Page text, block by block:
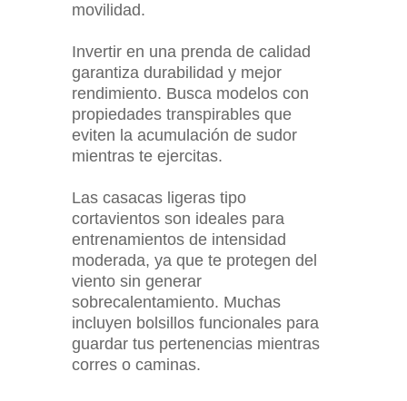
movilidad.
Invertir en una prenda de calidad
garantiza durabilidad y mejor
rendimiento. Busca modelos con
propiedades transpirables que
eviten la acumulación de sudor
mientras te ejercitas.
Las casacas ligeras tipo
cortavientos son ideales para
entrenamientos de intensidad
moderada, ya que te protegen del
viento sin generar
sobrecalentamiento. Muchas
incluyen bolsillos funcionales para
guardar tus pertenencias mientras
corres o caminas.